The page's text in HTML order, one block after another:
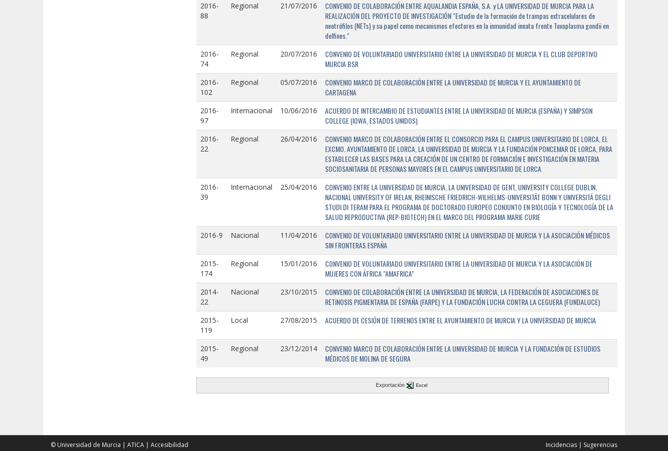
2016-
88
Regional 21/07/2016
CONVENIO DE COLABORACIÓN ENTRE AQUALANDIA ESPAÑA, S.A. y LA UNIVERSIDAD DE MURCIA PARA LA
REALIZACIÓN DEL PROYECTO DE INVESTIGACIÓN "Estudio de la formación de trampas extracelulares de
neotrófilos (NETs) y su papel como mecanismos efectores en la inmunidad innata frente Toxoplasma gondii en
delfines."
2016-
74
Regional 20/07/2016
CONVENIO DE VOLUNTARIADO UNIVERSITARIO ENTRE LA UNIVERSIDAD DE MURCIA Y EL CLUB DEPORTIVO
MURCIA BSR
2016-
102
Regional 05/07/2016
CONVENIO MARCO DE COLABORACIÓN ENTRE LA UNIVERSIDAD DE MURCIA Y EL AYUNTAMIENTO DE
CARTAGENA
2016-
97
Internacional 10/06/2016
ACUERDO DE INTERCAMBIO DE ESTUDIANTES ENTRE LA UNIVERSIDAD DE MURCIA (ESPAÑA) Y SIMPSON
COLLEGE (IOWA, ESTADOS UNIDOS)
2016-
22
Regional 26/04/2016
CONVENIO MARCO DE COLABORACIÓN ENTRE EL CONSORCIO PARA EL CAMPUS UNIVERSITARIO DE LORCA, EL
EXCMO. AYUNTAMIENTO DE LORCA, LA UNIVERSIDAD DE MURCIA Y LA FUNDACIÓN PONCEMAR DE LORCA, PARA
ESTABLECER LAS BASES PARA LA CREACIÓN DE UN CENTRO DE FORMACIÓN E INVESTIGACIÓN EN MATERIA
SOCIOSANITARIA DE PERSONAS MAYORES EN EL CAMPUS UNIVERSITARIO DE LORCA
2016-
39
Internacional 25/04/2016
CONVENIO ENTRE LA UNIVERSIDAD DE MURCIA, LA UNIVERSIDAD DE GENT, UNIVERSITY COLLEGE DUBLIN,
NACIONAL UNIVERSITY OF IRELAN, RHEINISCHE FRIEDRICH-WILHELMS-UNIVERSITÄT BONN Y UNIVERSITÁ DEGLI
STUDI DI TERAM PARA EL PROGRAMA DE DOCTORADO EUROPEO CONJUNTO EN BIOLOGÍA Y TECNOLOGÍA DE LA
SALUD REPRODUCTIVA (REP-BIOTECH) EN EL MARCO DEL PROGRAMA MARIE CURIE
2016-9 Nacional 11/04/2016
CONVENIO DE VOLUNTARIADO UNIVERSITARIO ENTRE LA UNIVERSIDAD DE MURCIA Y LA ASOCIACIÓN MÉDICOS
SIN FRONTERAS ESPAÑA
2015-
174
Regional 15/01/2016
CONVENIO DE VOLUNTARIADO UNIVERSITARIO ENTRE LA UNIVERSIDAD DE MURCIA Y LA ASOCIACIÓN DE
MUJERES CON ÁFRICA "AMAFRICA"
2014-
22
Nacional 23/10/2015
CONVENIO DE COLABORACIÓN ENTRE LA UNIVERSIDAD DE MURCIA, LA FEDERACIÓN DE ASOCIACIONES DE
RETINOSIS PIGMENTARIA DE ESPAÑA (FARPE) Y LA FUNDACIÓN LUCHA CONTRA LA CEGUERA (FUNDALUCE)
2015-
119
Local 27/08/2015 ACUERDO DE CESIÓN DE TERRENOS ENTRE EL AYUNTAMIENTO DE MURCIA Y LA UNIVERSIDAD DE MURCIA
2015-
49
Regional 23/12/2014
CONVENIO MARCO DE COLABORACIÓN ENTRE LA UNIVERSIDAD DE MURCIA Y LA FUNDACIÓN DE ESTUDIOS
MÉDICOS DE MOLINA DE SEGURA
Exportación Excel
© Universidad de Murcia ATICA Accesibilidad Incidencias Sugerencias